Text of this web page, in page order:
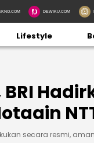
DEWIKU.COM
Lifestyle
secara resmi,